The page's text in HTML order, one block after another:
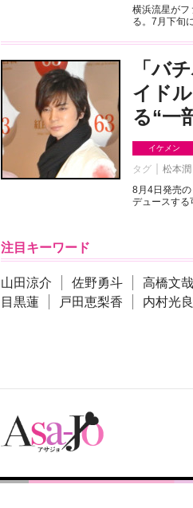
横浜流星がフ
る。7月下旬
「バ
イド
る“一
イケメン
タグ 松本潤
8月4日発売
デュースする
注目キーワード
山田涼介 佐野勇斗 高橋文哉
目黒蓮
戸田恵梨香 内村光良